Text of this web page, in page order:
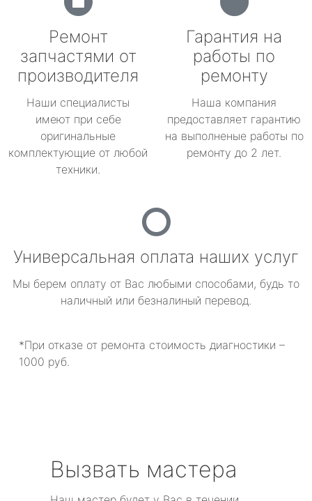
Ремонт
запчастями от
производителя
Наши специалисты
имеют при себе
оригинальные
комплектующие от любой
техники.
Гарантия на
работы по
ремонту
Наша компания
предоставляет гарантию
на выполненые работы по
ремонту до 2 лет.
Универсальная оплата наших услуг
Мы берем оплату от Вас любыми способами, будь то
наличный или безналиный перевод.
*При отказе от ремонта стоимость диагностики –
1000 руб.
Вызвать мастера